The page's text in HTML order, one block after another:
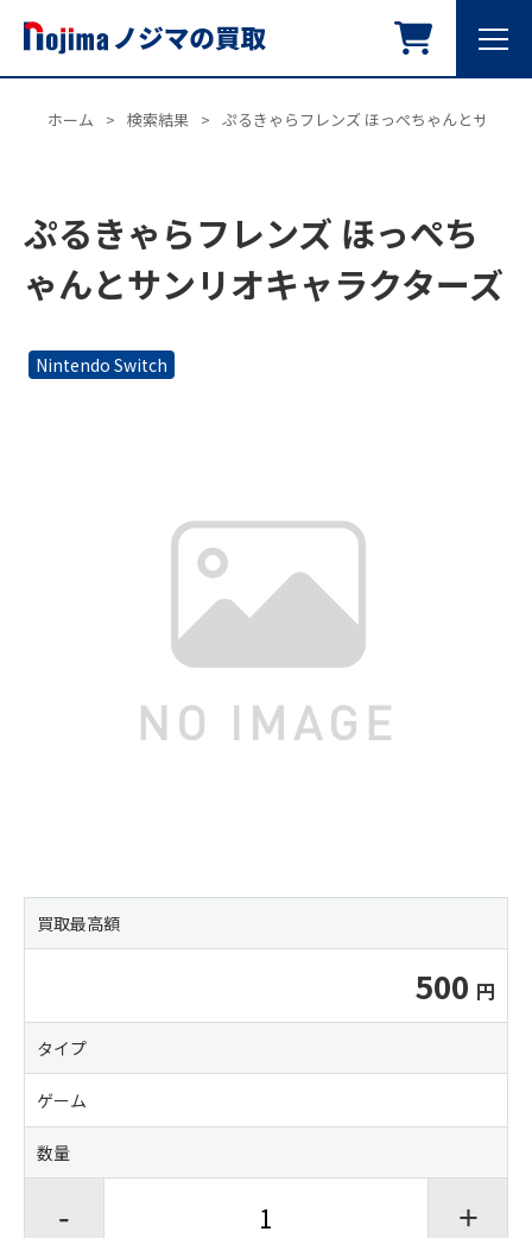
ホーム > 検索結果 > ぷるきゃらフレンズ ほっぺちゃんとサンリ
ぷるきゃらフレンズ ほっぺち
ゃんとサンリオキャラクターズ
Nintendo Switch
買取最高額
500
タイプ
ゲーム
数量
- +